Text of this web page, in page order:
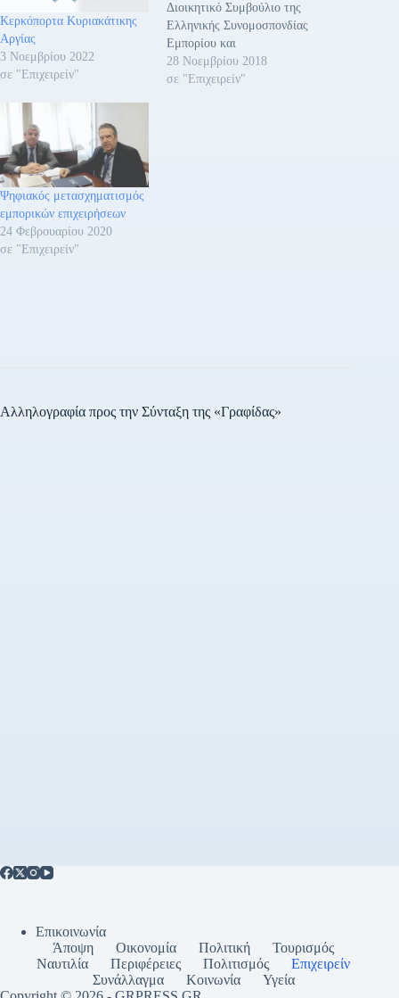
Κερκόπορτα Κυριακάτικης
Αργίας
3 Νοεμβρίου 2022
σε "Επιχειρείν"
Διοικητικό Συμβούλιο της
Ελληνικής Συνομοσπονδίας
Εμπορίου και
Επιχειρηματικότητας
(ΕΣΕΕ), που προέκυψε από
28 Νοεμβρίου 2018
σε "Επιχειρείν"
Ψηφιακός μετασχηματισμός
εμπορικών επιχειρήσεων
24 Φεβρουαρίου 2020
σε "Επιχειρείν"
Αλληλογραφία προς την Σύνταξη της «Γραφίδας»
Επικοινωνία
Άποψη
Οικονομία Πολιτική
Τουρισμός
Ναυτιλία
Περιφέρειες Πολιτισμός
Επιχειρείν
Συνάλλαγμα
Κοινωνία
Υγεία